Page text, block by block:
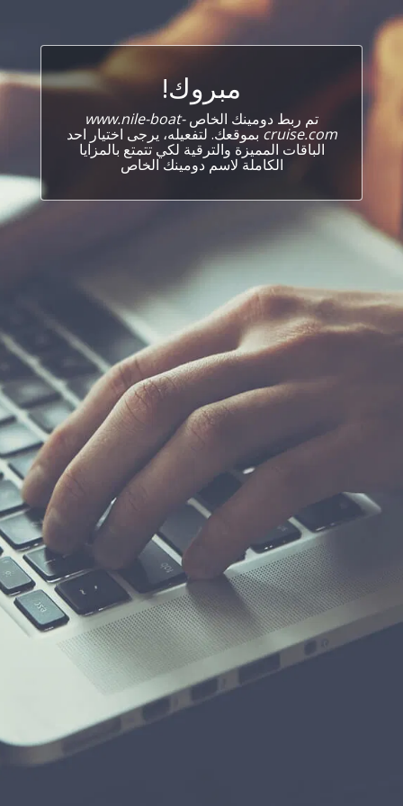
مبروك!
تم ربط دومينك الخاصwww.nile-boat-
cruise.comبموقعك. لتفعيله، يرجى اختيار احد
الباقات المميزة والترقية لكي تتمتع بالمزايا
الكاملة لاسم دومينك الخاص